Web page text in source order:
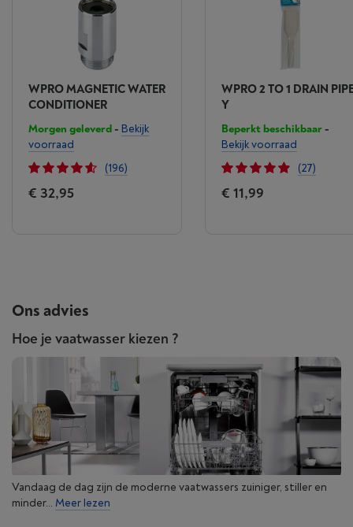
WPRO MAGNETIC WATER
CONDITIONER
Morgen geleverd- Bekijk
voorraad
(196)
€ 32,95
WPRO 2 TO 1 DRAIN
Y
Beperkt beschikbaar-
Bekijk voorraad
(27)
€ 11,99
Ons advies
Hoe je vaatwasser kiezen ?
Vandaag de dag zijn de moderne vaatwassers zuiniger, stiller en
minder... Meer lezen